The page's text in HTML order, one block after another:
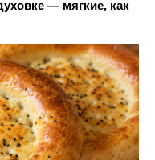
— мягкие, как